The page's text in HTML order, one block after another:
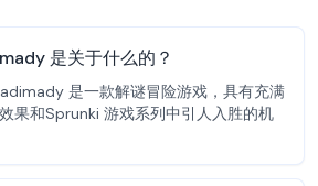
是关于什么的？
是一款解谜冒险游戏，具有充满
果和Sprunki 游戏系列中引人入胜的机